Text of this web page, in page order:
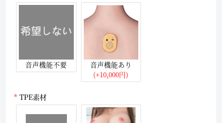
音声機能不要
音声機能あり
(+10,000円)
TPE素材